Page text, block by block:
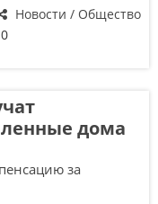
Новости / Общество
0
дома